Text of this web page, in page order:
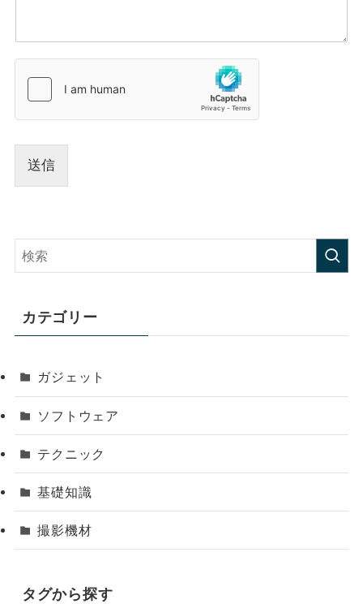
送信
カテゴリー
ガジェット
ソフトウェア
テクニック
基礎知識
撮影機材
タグから探す